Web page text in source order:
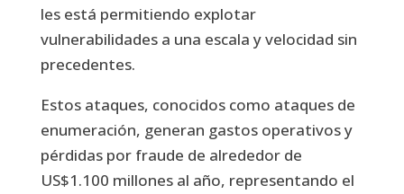
les está permitiendo explotar
vulnerabilidades a una escala y velocidad sin
precedentes.
Estos ataques, conocidos como ataques de
enumeración, generan gastos operativos y
pérdidas por fraude de alrededor de
US$1.100 millones al año, representando el